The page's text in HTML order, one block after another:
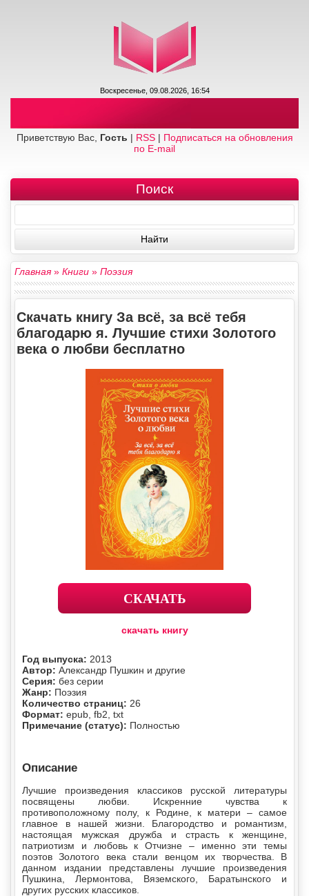
Воскресенье, 09.08.2026, 16:54
Приветствую Вас, Гость | RSS| Подписаться на обновления
по E-mail
Поиск
Главная» Книги » Поэзия
Скачать книгу За всё, за всё тебя
благодарю я. Лучшие стихи Золотого
века о любви бесплатно
СКАЧАТЬ
скачать книгу
Год выпуска: 2013
Автор: Александр Пушкин и другие
Серия: без серии
Жанр: Поэзия
Количество страниц: 26
Формат: epub, fb2, txt
Примечание (статус): Полностью
Описание
Лучшие произведения классиков русской литературы
посвящены любви. Искренние чувства к
противоположному полу, к Родине, к матери – самое
главное в нашей жизни. Благородство и романтизм,
настоящая мужская дружба и страсть к женщине,
патриотизм и любовь к Отчизне – именно эти темы
поэтов Золотого века стали венцом их творчества. В
данном издании представлены лучшие произведения
Пушкина, Лермонтова, Вяземского, Баратынского и
других русских классиков.